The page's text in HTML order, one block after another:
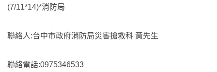
(7/11*14)*消防局
聯絡人:台中市政府消防局災害搶救科 黃先生
聯絡電話:0975346533